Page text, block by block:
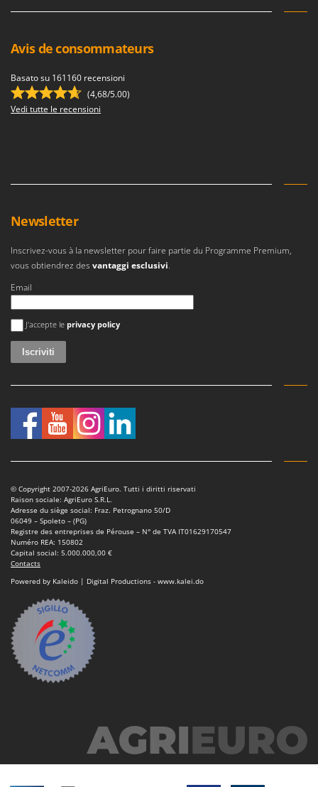
Avis de consommateurs
Basato su 161160 recensioni
(4,68/5.00)
Vedi tutte le recensioni
Newsletter
Inscrivez-vous à la newsletter pour faire partie du Programme Premium,
vous obtiendrez des vantaggi esclusivi.
Email
Si è verificato un errore
J'accepte le privacy policy
© Copyright 2007-2026 AgriEuro. Tutti i diritti riservati
Raison sociale: AgriEuro S.R.L.
Adresse du siège social: Fraz. Petrognano 50/D
06049 – Spoleto – (PG)
Registre des entreprises de Pérouse – N° de TVA IT01629170547
Numéro REA: 150802
Capital social: 5.000.000,00 €
Contacts
Powered by Kaleido | Digital Productions - www.kalei.do